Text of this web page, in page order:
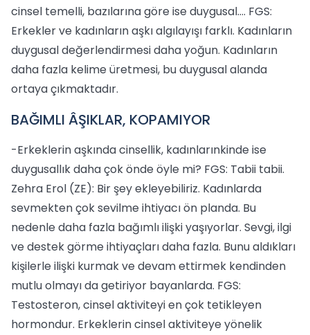
cinsel temelli, bazılarına göre ise duygusal…. FGS:
Erkekler ve kadınların aşkı algılayışı farklı. Kadınların
duygusal değerlendirmesi daha yoğun. Kadınların
daha fazla kelime üretmesi, bu duygusal alanda
ortaya çıkmaktadır.
BAĞIMLI ÂŞIKLAR, KOPAMIYOR
-Erkeklerin aşkında cinsellik, kadınlarınkinde ise
duygusallık daha çok önde öyle mi? FGS: Tabii tabii.
Zehra Erol (ZE): Bir şey ekleyebiliriz. Kadınlarda
sevmekten çok sevilme ihtiyacı ön planda. Bu
nedenle daha fazla bağımlı ilişki yaşıyorlar. Sevgi, ilgi
ve destek görme ihtiyaçları daha fazla. Bunu aldıkları
kişilerle ilişki kurmak ve devam ettirmek kendinden
mutlu olmayı da getiriyor bayanlarda. FGS:
Testosteron, cinsel aktiviteyi en çok tetikleyen
hormondur. Erkeklerin cinsel aktiviteye yönelik